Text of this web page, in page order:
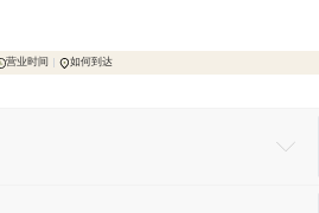
营业时间 如何到达